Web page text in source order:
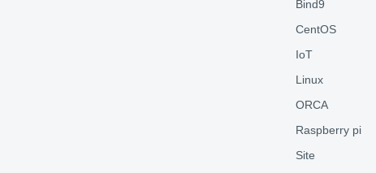
Bind9
CentOS
IoT
Linux
ORCA
Raspberry pi
Site